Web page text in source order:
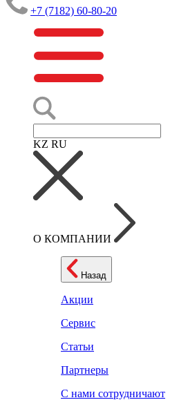
+7 (7182) 60-80-20
KZ RU
О КОМПАНИИ
Назад
Акции
Сервис
Статьи
Партнеры
С нами сотрудничают